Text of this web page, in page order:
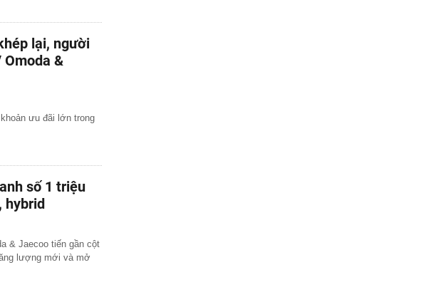
lại, người
Omoda &
ưu đãi lớn trong
số 1 triệu
hybrid
& Jaecoo tiến gần cột
lượng mới và mở